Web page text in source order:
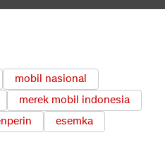
mobil nasional
merek mobil indonesia
esemka